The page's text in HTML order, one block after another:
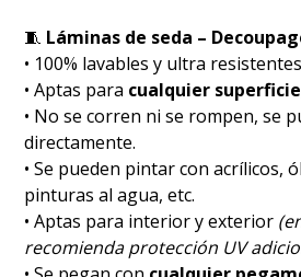
🧵 Láminas de seda –
• 100% lavables y ultra
• Aptas para cualquier superficie
• No se corren ni se rompen, se
directamente.
• Se pueden pintar con acrílicos,
pinturas al agua, etc.
• Aptas para interior y exterior
recomienda protección UV